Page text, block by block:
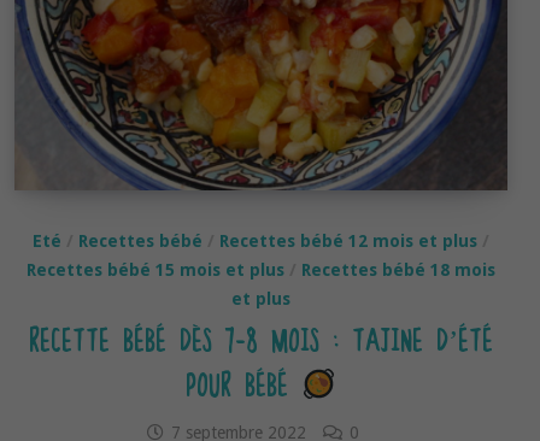
Eté Recettes bébé Recettes bébé 12 mois et plus
Recettes bébé 15 mois et plus
Recettes bébé 18 mois
et plus
RECETTE BÉBÉ DÈS 7-8 MOIS : TAJINE D’ÉTÉ
POUR BÉBÉ
7 septembre 2022 0